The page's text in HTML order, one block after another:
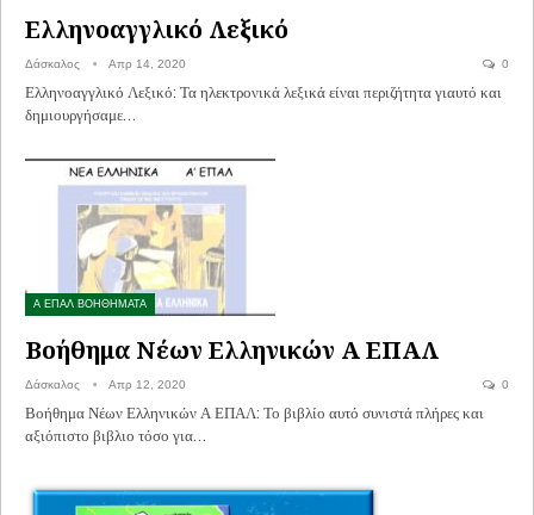
Ελληνοαγγλικό Λεξικό
Δάσκαλος Απρ 14, 2020 0
Ελληνοαγγλικό Λεξικό: Τα ηλεκτρονικά λεξικά είναι περιζήτητα γιαυτό και
δημιουργήσαμε…
Α ΕΠΑΛ ΒΟΗΘΗΜΑΤΑ
Βοήθημα Νέων Ελληνικών Α ΕΠΑΛ
Δάσκαλος Απρ 12, 2020 0
Βοήθημα Νέων Ελληνικών Α ΕΠΑΛ: Το βιβλίο αυτό συνιστά πλήρες και
αξιόπιστο βιβλιο τόσο για…